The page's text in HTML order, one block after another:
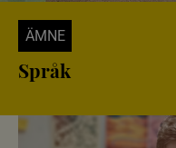
ÄMNE
Språk